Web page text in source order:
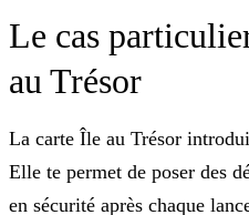
Le cas
au Trésor
La carte Île au Trésor
Elle te permet de poser des
en sécurité après chaque